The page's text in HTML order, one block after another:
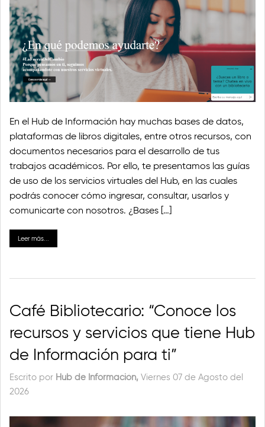
En el Hub de Información hay muchas bases de datos,
plataformas de libros digitales, entre otros recursos, con
documentos necesarios para el desarrollo de tus
trabajos académicos. Por ello, te presentamos las guías
de uso de los servicios virtuales del Hub, en las cuales
podrás conocer cómo ingresar, consultar, usarlos y
comunicarte con nosotros. ¿Bases […]
Leer más...
Café Bibliotecario: “Conoce los
recursos y servicios que tiene Hub
de Información para ti”
Escrito por Hub de Información, Viernes 07 de Agosto del
2026